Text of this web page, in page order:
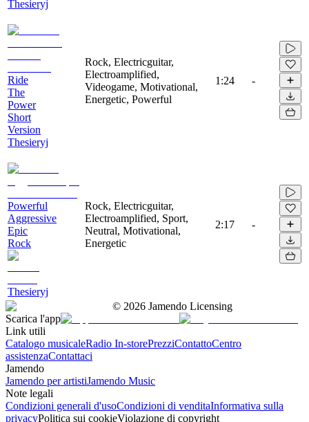
Thesieryj
Ride
The
Power
Short
Version
Thesieryj
Rock, Electricguitar,
Electroamplified,
Videogame, Motivational,
Energetic, Powerful
1:24 -
Powerful
Aggressive
Epic
Rock
Thesieryj
Rock, Electricguitar,
Electroamplified, Sport,
Neutral, Motivational,
Energetic
2:17 -
© 2026 Jamendo Licensing
Scarica l'app
Link utili
Catalogo musicaleRadio In-storePrezziContattoCentro
assistenzaContattaci
Jamendo
Jamendo per artistiJamendo Music
Note legali
Condizioni generali d'usoCondizioni di venditaInformativa sulla
privacyPolitica sui cookieViolazione di copyright